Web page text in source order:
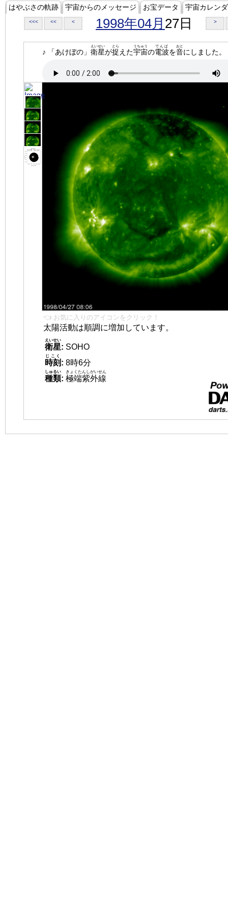
はやぶさの軌跡 宇宙からのメッセージ お宝データ 宇宙カレン
<<< << < 1998年04月 27日 >
♪ 「あけぼの」 衛星
えいせい
が捉
とら
えた宇宙
うちゅう
の電波
でんぱ
を音
おと
にしました。
👈 お気に入りのアイコンをクリック！
太陽活動は順調に増加しています。
衛星
えいせい
: SOHO
時刻
じこく
: 8時6分
種類
しゅるい
: 極端紫外線
きょくたんしがいせん